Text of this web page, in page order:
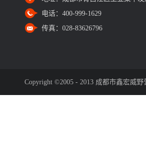
救灾专用20㎡单/棉帐篷
电话： 400-999-1629
传真： 028-83626796
Copyright ©2005 - 2013 成都市鑫宏威